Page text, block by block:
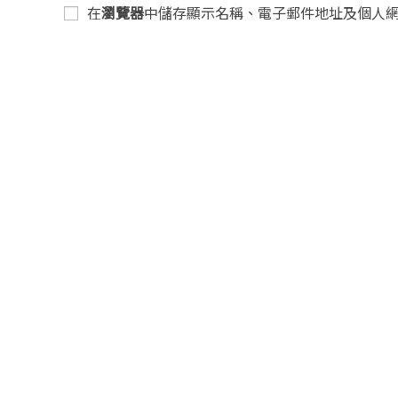
在瀏覽器中儲存顯示名稱、電子郵件地址及個人